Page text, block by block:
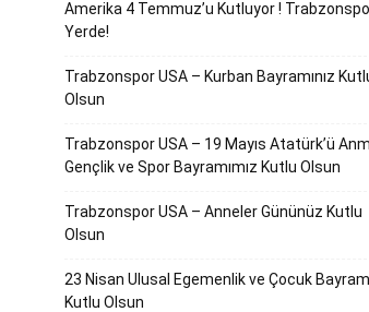
Amerika 4 Temmuz’u Kutluyor !
Yerde!
Trabzonspor USA – Kurban Bayramınız
Olsun
Trabzonspor USA – 19 Mayıs Atatürk’ü
Gençlik ve Spor Bayramımız Kutlu Olsun
Trabzonspor USA – Anneler Gününüz Kutlu
Olsun
23 Nisan Ulusal Egemenlik ve Çocuk
Kutlu Olsun